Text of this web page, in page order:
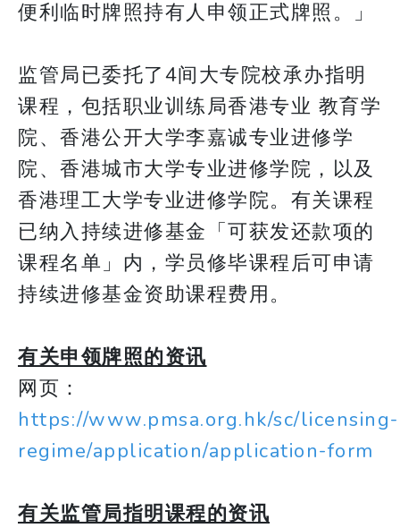
便利临时牌照持有人申领正式牌照。」
监管局已委托了4间大专院校承办指明
课程，包括职业训练局香港专业 教育学
院、香港公开大学李嘉诚专业进修学
院、香港城市大学专业进修学院，以及
香港理工大学专业进修学院。有关课程
已纳入持续进修基金「可获发还款项的
课程名单」内，学员修毕课程后可申请
持续进修基金资助课程费用。
有关申领牌照的资讯
网页：
https://www.pmsa.org.hk/sc/licensing-
regime/application/application-form
有关监管局指明课程的资讯